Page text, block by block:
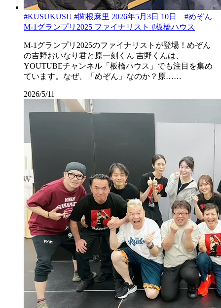
#KUSUKUSU #関根麻里 2026年5月3日 10日 #めぞん
M-1グランプリ2025 ファイナリスト #板橋ハウス
M-1グランプリ2025のファイナリストが登場！めぞん
の吉野おいなり君と原一刻くん 吉野くんは、
YOUTUBEチャンネル「板橋ハウス」でも注目を集め
ています。なぜ、「めぞん」なのか？原……
2026/5/11